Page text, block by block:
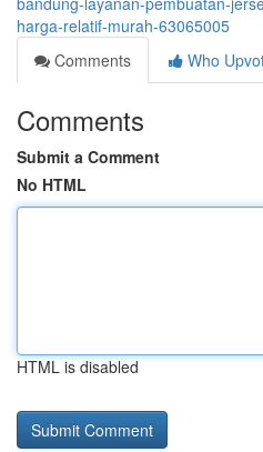
harga-relatif-murah-63065005
Comments
Who
Comments
Submit a Comment
No HTML
HTML is disabled